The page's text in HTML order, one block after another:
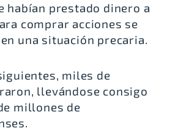
habían prestado dinero a
comprar acciones se
una situación precaria.
miles de
llevándose consigo
millones de